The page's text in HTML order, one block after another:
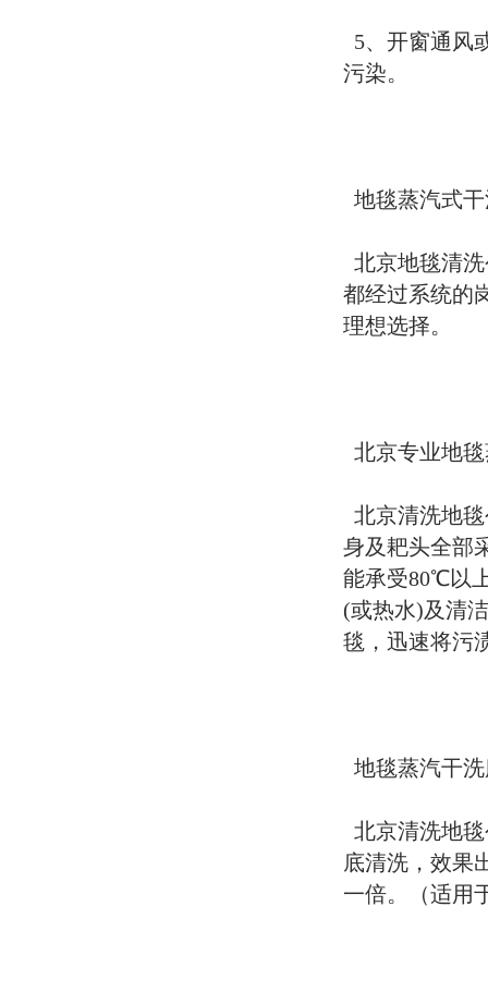
5、开窗通风
污染。
地毯蒸汽式
北京地毯清
都经过系统的
理想选择。
北京专业地
北京清洗地
身及耙头全部
能承受80℃以
(或热水)及清
毯，迅速将污
地毯蒸汽干
北京清洗地
底清洗，效果
一倍。（适用